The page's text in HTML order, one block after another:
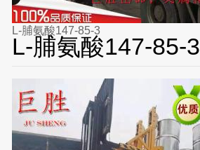
L-脯氨酸147-85-3
L-脯氨酸147-85-3